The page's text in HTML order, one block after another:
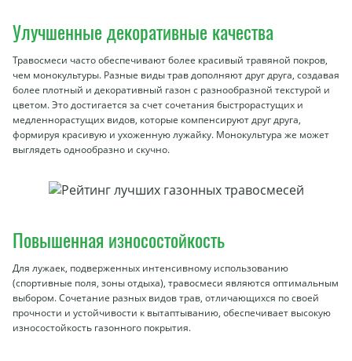
Улучшенные декоративные качества
Травосмеси часто обеспечивают более красивый травяной покров,
чем монокультуры. Разные виды трав дополняют друг друга, создавая
более плотный и декоративный газон с разнообразной текстурой и
цветом. Это достигается за счет сочетания быстрорастущих и
медленнорастущих видов, которые компенсируют друг друга,
формируя красивую и ухоженную лужайку. Монокультура же может
выглядеть однообразно и скучно.
Повышенная износостойкость
Для лужаек, подверженных интенсивному использованию
(спортивные поля, зоны отдыха), травосмеси являются оптимальным
выбором. Сочетание разных видов трав, отличающихся по своей
прочности и устойчивости к вытаптыванию, обеспечивает высокую
износостойкость газонного покрытия.